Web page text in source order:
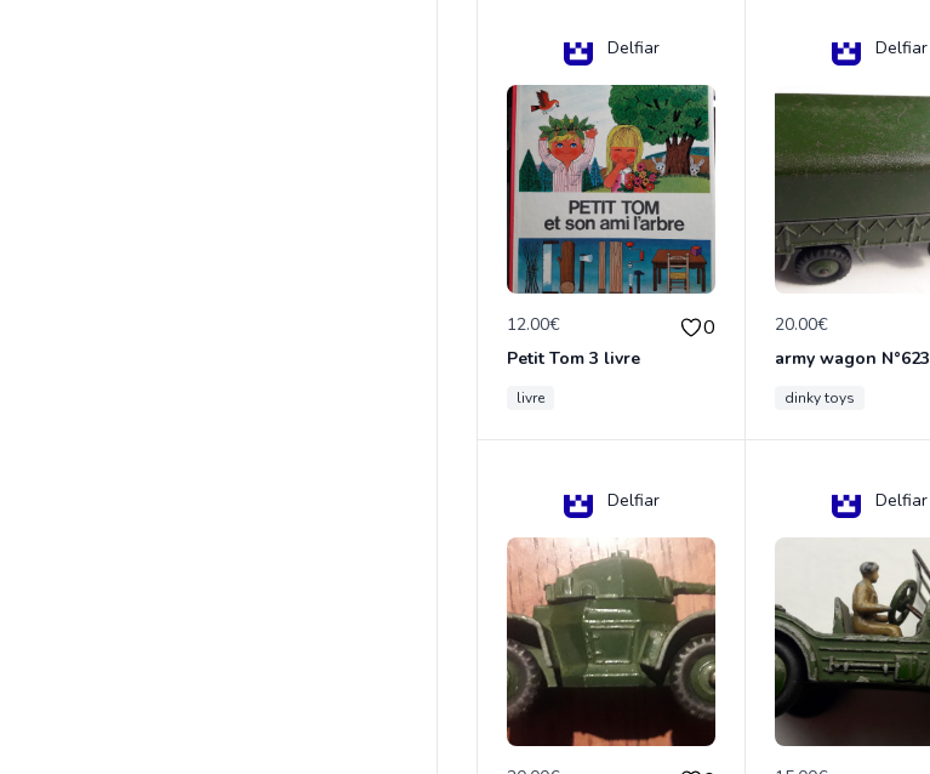
Delfiar
12.00€ 0
Petit Tom 3 livre
livre
Delfiar
20.00€
army wagon N°623
dinky toys
Delfiar Delfiar